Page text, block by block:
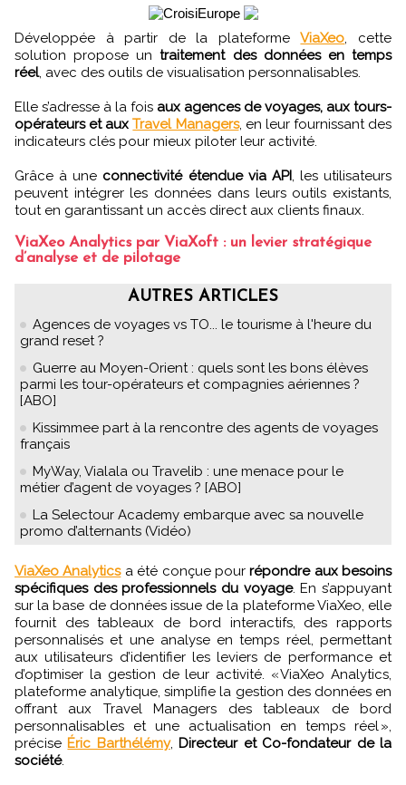
Développée à partir de la plateformeViaXeo, cette
solution propose untraitement des données en temps
réel, avec des outils de visualisation personnalisables.
Elle s’adresse à la fois aux agences de voyages, aux tours-
opérateurs et auxTravel Managers, en leur fournissant des
indicateurs clés pour mieux piloter leur activité.
Grâce à une connectivité étendue via API, les utilisateurs
peuvent intégrer les données dans leurs outils existants,
tout en garantissant un accès direct aux clients finaux.
ViaXeo Analytics par ViaXoft : un levier stratégique
d’analyse et de pilotage
AUTRES ARTICLES
Agences de voyages vs TO... le tourisme à l'heure du
grand reset ?
Guerre au Moyen-Orient : quels sont les bons élèves
parmi les tour-opérateurs et compagnies aériennes ?
[ABO]
Kissimmee part à la rencontre des agents de voyages
français
MyWay, Vialala ou Travelib : une menace pour le
métier d’agent de voyages ? [ABO]
La Selectour Academy embarque avec sa nouvelle
promo d’alternants (Vidéo)
ViaXeo Analyticsa été conçue pourrépondre aux besoins
spécifiques des professionnels du voyage. En s’appuyant
sur la base de données issue de la plateforme ViaXeo, elle
fournit des tableaux de bord interactifs, des rapports
personnalisés et une analyse en temps réel, permettant
aux utilisateurs d’identifier les leviers de performance et
d’optimiser la gestion de leur activité. « ViaXeo Analytics,
plateforme analytique, simplifie la gestion des données en
offrant aux Travel Managers des tableaux de bord
personnalisables et une actualisation en temps réel »,
précise Éric Barthélémy, Directeur et Co-fondateur de la
société.